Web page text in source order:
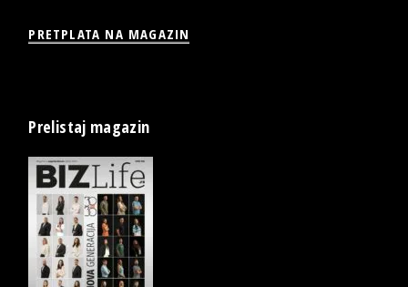
PRETPLATA NA MAGAZIN
Prelistaj magazin